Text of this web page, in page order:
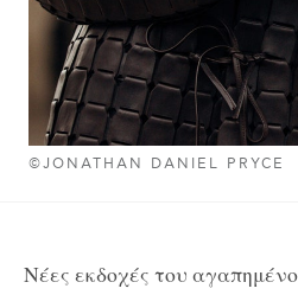
©JONATHAN DANIEL PRYCE
Nέες εκδοχές του